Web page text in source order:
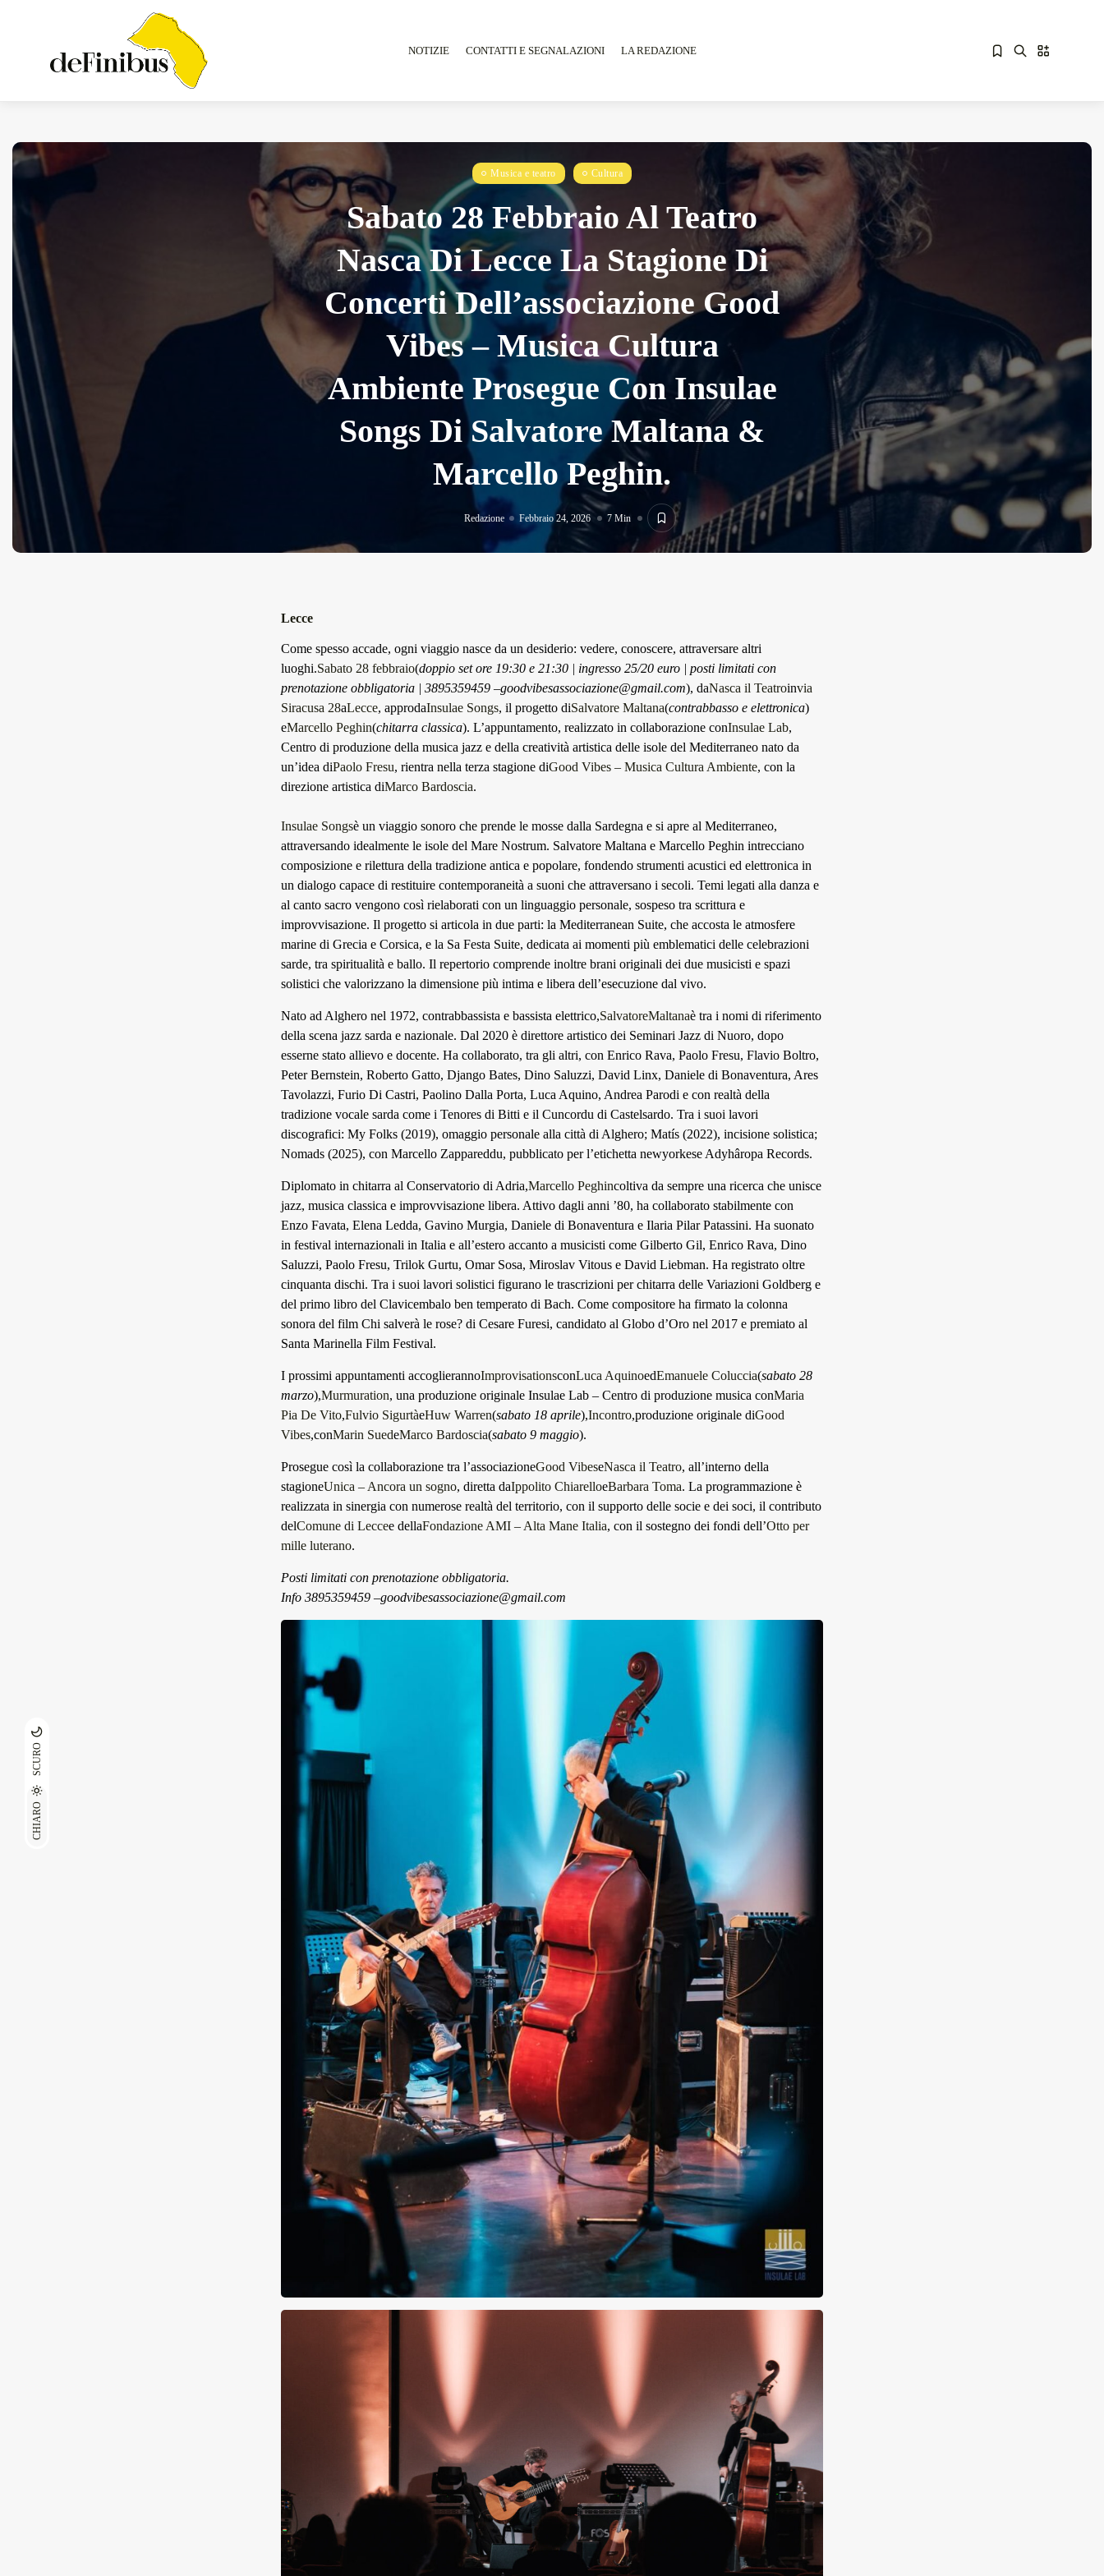
CHIARO
SCURO
NOTIZIE CONTATTI E SEGNALAZIONI LA REDAZIONE
Sorry, you have no bookmarks yet.
Iosonouncane A Lecce:
Concerto Acustico...
Luglio 17, 2026 13 Min
Tarantarte Al Festival De Fès...
Giugno 4, 2026 15 Min
Overdrive Fest A Matino: Il...
Maggio 29, 2026 4 Min
Musica e teatro Cultura
Sabato 28 Febbraio Al Teatro
Nasca Di Lecce La Stagione Di
Concerti Dell’associazione Good
Vibes – Musica Cultura
Ambiente Prosegue Con Insulae
Songs Di Salvatore Maltana &
Marcello Peghin.
Redazione Febbraio 24, 2026 7 Min
Lecce
Come spesso accade, ogni viaggio nasce da un desiderio: vedere, conoscere, attraversare altri
luoghi.Sabato 28 febbraio(doppio set ore 19:30 e 21:30 | ingresso 25/20 euro | posti limitati con
prenotazione obbligatoria | 3895359459 –goodvibesassociazione@gmail.com), daNasca il Teatroinvia
Siracusa 28aLecce, approdaInsulae Songs, il progetto diSalvatore Maltana(contrabbasso e elettronica)
eMarcello Peghin(chitarra classica). L’appuntamento, realizzato in collaborazione conInsulae Lab,
Centro di produzione della musica jazz e della creatività artistica delle isole del Mediterraneo nato da
un’idea diPaolo Fresu, rientra nella terza stagione diGood Vibes – Musica Cultura Ambiente, con la
direzione artistica diMarco Bardoscia.
Insulae Songsè un viaggio sonoro che prende le mosse dalla Sardegna e si apre al Mediterraneo,
attraversando idealmente le isole del Mare Nostrum. Salvatore Maltana e Marcello Peghin intrecciano
composizione e rilettura della tradizione antica e popolare, fondendo strumenti acustici ed elettronica in
un dialogo capace di restituire contemporaneità a suoni che attraversano i secoli. Temi legati alla danza e
al canto sacro vengono così rielaborati con un linguaggio personale, sospeso tra scrittura e
improvvisazione. Il progetto si articola in due parti: la Mediterranean Suite, che accosta le atmosfere
marine di Grecia e Corsica, e la Sa Festa Suite, dedicata ai momenti più emblematici delle celebrazioni
sarde, tra spiritualità e ballo. Il repertorio comprende inoltre brani originali dei due musicisti e spazi
solistici che valorizzano la dimensione più intima e libera dell’esecuzione dal vivo.
Nato ad Alghero nel 1972, contrabbassista e bassista elettrico,SalvatoreMaltanaè tra i nomi di riferimento
della scena jazz sarda e nazionale. Dal 2020 è direttore artistico dei Seminari Jazz di Nuoro, dopo
esserne stato allievo e docente. Ha collaborato, tra gli altri, con Enrico Rava, Paolo Fresu, Flavio Boltro,
Peter Bernstein, Roberto Gatto, Django Bates, Dino Saluzzi, David Linx, Daniele di Bonaventura, Ares
Tavolazzi, Furio Di Castri, Paolino Dalla Porta, Luca Aquino, Andrea Parodi e con realtà della
tradizione vocale sarda come i Tenores di Bitti e il Cuncordu di Castelsardo. Tra i suoi lavori
discografici: My Folks (2019), omaggio personale alla città di Alghero; Matís (2022), incisione solistica;
Nomads (2025), con Marcello Zappareddu, pubblicato per l’etichetta newyorkese Adyhâropa Records.
Diplomato in chitarra al Conservatorio di Adria,Marcello Peghincoltiva da sempre una ricerca che unisce
jazz, musica classica e improvvisazione libera. Attivo dagli anni ’80, ha collaborato stabilmente con
Enzo Favata, Elena Ledda, Gavino Murgia, Daniele di Bonaventura e Ilaria Pilar Patassini. Ha suonato
in festival internazionali in Italia e all’estero accanto a musicisti come Gilberto Gil, Enrico Rava, Dino
Saluzzi, Paolo Fresu, Trilok Gurtu, Omar Sosa, Miroslav Vitous e David Liebman. Ha registrato oltre
cinquanta dischi. Tra i suoi lavori solistici figurano le trascrizioni per chitarra delle Variazioni Goldberg e
del primo libro del Clavicembalo ben temperato di Bach. Come compositore ha firmato la colonna
sonora del film Chi salverà le rose? di Cesare Furesi, candidato al Globo d’Oro nel 2017 e premiato al
Santa Marinella Film Festival.
I prossimi appuntamenti accoglierannoImprovisationsconLuca AquinoedEmanuele Coluccia(sabato 28
marzo),Murmuration, una produzione originale Insulae Lab – Centro di produzione musica conMaria
Pia De Vito,Fulvio SigurtàeHuw Warren(sabato 18 aprile),Incontro,produzione originale diGood
Vibes,conMarin SuedeMarco Bardoscia(sabato 9 maggio).
Prosegue così la collaborazione tra l’associazioneGood VibeseNasca il Teatro, all’interno della
stagioneUnica – Ancora un sogno, diretta daIppolito ChiarelloeBarbara Toma. La programmazione è
realizzata in sinergia con numerose realtà del territorio, con il supporto delle socie e dei soci, il contributo
delComune di Leccee dellaFondazione AMI – Alta Mane Italia, con il sostegno dei fondi dell’Otto per
mille luterano.
Posti limitati con prenotazione obbligatoria.
Info 3895359459 –goodvibesassociazione@gmail.com